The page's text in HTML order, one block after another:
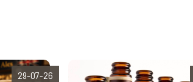
29-07-26